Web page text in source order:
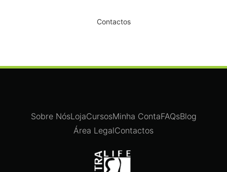
Contactos
Sobre NósLojaCursosMinha ContaFAQsBlog
Área LegalContactos